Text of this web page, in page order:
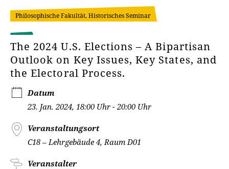
Philosophische Fakultät, Historisches Seminar
The 2024 U.S. Elections – A Bipartisan
Outlook on Key Issues, Key States, and
the Electoral Process.
Datum
23. Jan. 2024, 18:00 Uhr - 20:00 Uhr
Veranstaltungsort
C18 – Lehrgebäude 4, Raum D01
Veranstalter